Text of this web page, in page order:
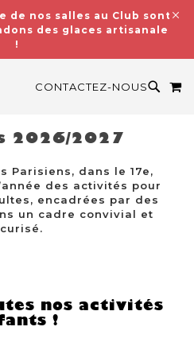
de nos salles au Club sont
des glaces artisanales
!
CONTACTEZ-NOUS
2026/2027
Parisiens, dans le 17e,
des activités pour
encadrées par des
un cadre convivial et
nos activités
!